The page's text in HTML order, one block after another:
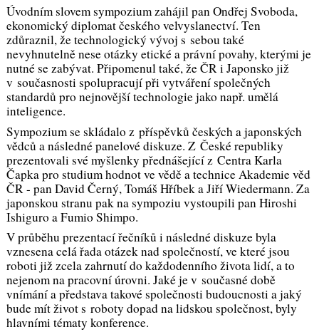
Úvodním slovem sympozium zahájil pan Ondřej Svoboda,
ekonomický diplomat českého velvyslanectví. Ten
zdůraznil, že technologický vývoj s sebou také
nevyhnutelně nese otázky etické a právní povahy, kterými je
nutné se zabývat. Připomenul také, že ČR i Japonsko již
v současnosti spolupracují při vytváření společných
standardů pro nejnovější technologie jako např. umělá
inteligence.
Sympozium se skládalo z příspěvků českých a japonských
vědců a následné panelové diskuze. Z České republiky
prezentovali své myšlenky přednášející z Centra Karla
Čapka pro studium hodnot ve vědě a technice Akademie věd
ČR - pan David Černý, Tomáš Hříbek a Jiří Wiedermann. Za
japonskou stranu pak na sympoziu vystoupili pan Hiroshi
Ishiguro a Fumio Shimpo.
V průběhu prezentací řečníků i následné diskuze byla
vznesena celá řada otázek nad společností, ve které jsou
roboti již zcela zahrnutí do každodenního života lidí, a to
nejenom na pracovní úrovni. Jaké je v současné době
vnímání a představa takové společnosti budoucnosti a jaký
bude mít život s roboty dopad na lidskou společnost, byly
hlavními tématy konference.